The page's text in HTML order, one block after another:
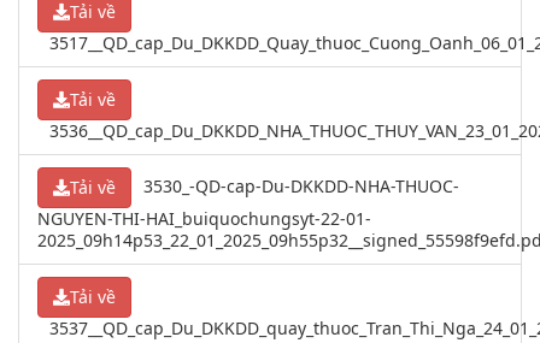
Tải về
Tải về
Tải về
3530_-QD-cap-Du-DKKDD-NHA-THUOC-
NGUYEN-THI-HAI_buiquochungsyt-22-01-
Tải về